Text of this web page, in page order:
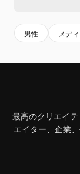
男性 メデ
最高のクリエイ
エイター、企業